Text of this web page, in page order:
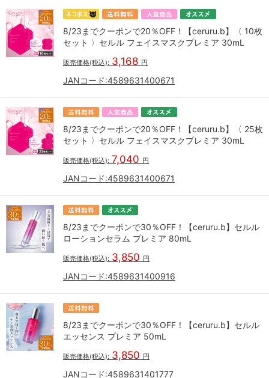
8/23までクーポンで20％OFF！【ceruru.b】〈 10枚
セット 〉セルル フェイスマスクプレミア 30mL
販売価格(税込): 3,168 円
JANコード:4589631400671
8/23までクーポンで20％OFF！【ceruru.b】〈 25枚
セット 〉セルル フェイスマスクプレミア 30mL
販売価格(税込): 7,040 円
JANコード:4589631400671
8/23までクーポンで30％OFF！【ceruru.b】セルル
ローションセラム プレミア 80mL
販売価格(税込): 3,850 円
JANコード:4589631400916
8/23までクーポンで30％OFF！【ceruru.b】セルル
エッセンス プレミア 50mL
販売価格(税込): 3,850 円
JANコード:4589631401777